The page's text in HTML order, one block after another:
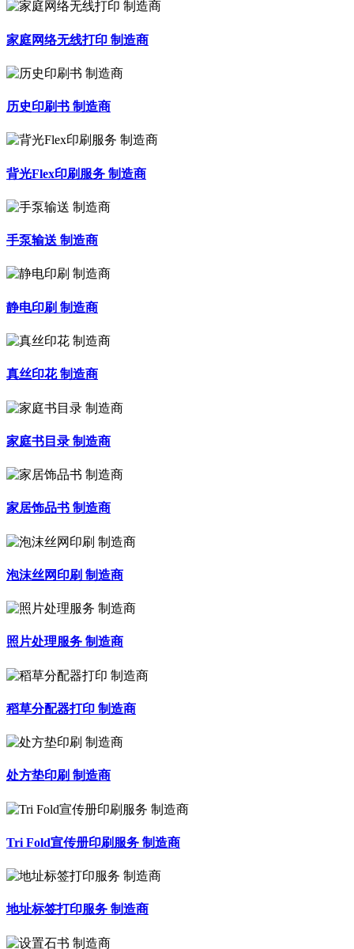
家庭网络无线打印 制造商
历史印刷书 制造商
背光Flex印刷服务 制造商
手泵输送 制造商
静电印刷 制造商
真丝印花 制造商
家庭书目录 制造商
家居饰品书 制造商
泡沫丝网印刷 制造商
照片处理服务 制造商
稻草分配器打印 制造商
处方垫印刷 制造商
Tri Fold宣传册印刷服务 制造商
地址标签打印服务 制造商